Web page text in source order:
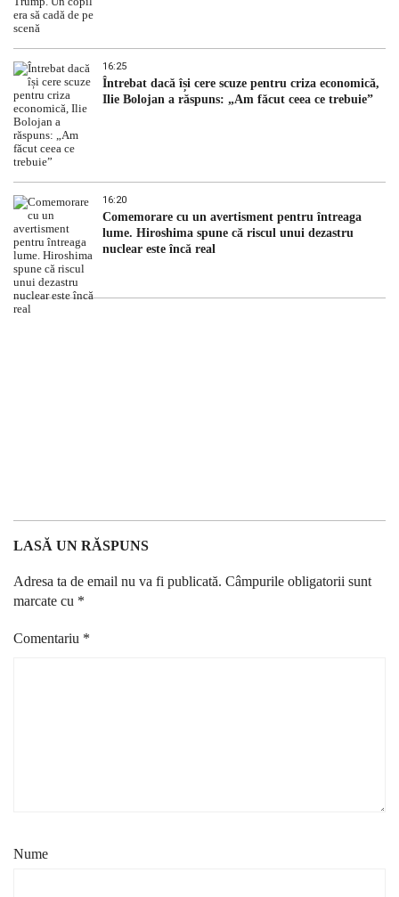
16:25
Întrebat dacă își cere scuze pentru criza economică,
Ilie Bolojan a răspuns: „Am făcut ceea ce trebuie”
16:20
Comemorare cu un avertisment pentru întreaga
lume. Hiroshima spune că riscul unui dezastru
nuclear este încă real
LASĂ UN RĂSPUNS
Adresa ta de email nu va fi publicată. Câmpurile obligatorii sunt
marcate cu *
Comentariu *
Nume